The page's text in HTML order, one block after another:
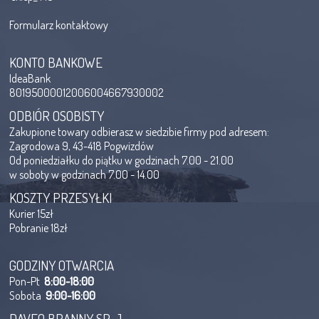
Formularz kontaktowy
KONTO BANKOWE
IdeaBank
80195000012006004667930002
ODBIÓR OSOBISTY
Zakupione towary odbierasz w siedzibie firmy pod adresem:
Zagrodowa 9, 43-418 Pogwizdów
Od poniedziałku do piątku w godzinach 7.00 - 21.00
w soboty w godzinach 7.00 - 14.00
KOSZTY PRZESYŁKI
Kurier 15zł
Pobranie 18zł
GODZINY OTWARCIA
Pon-Pt8:00-18:00
Sobota9:00-16:00